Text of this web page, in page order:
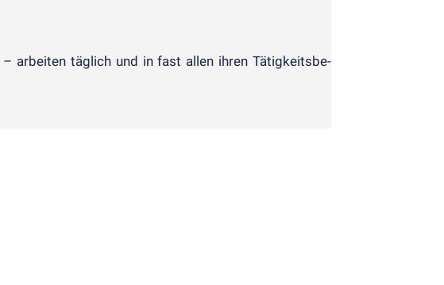
arbeiten täglich und in fast allen ihren Tätig­keits­be­